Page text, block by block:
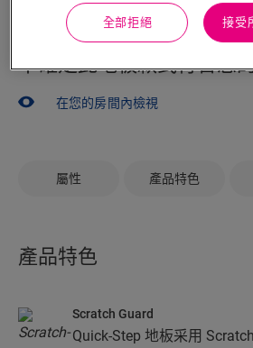
不確定此地板款式符合您
在您的房間內檢視
屬性 產品特色
產品特色
Scratch Guard
Quick-Step 地板采用
全部拒絕 接受